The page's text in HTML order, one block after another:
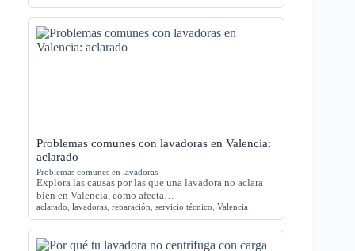
Problemas comunes con lavadoras en Valencia:
aclarado
Problemas comunes en lavadoras
Explora las causas por las que una lavadora no aclara
bien en Valencia, cómo afecta…
aclarado lavadoras reparación servicio técnico Valencia